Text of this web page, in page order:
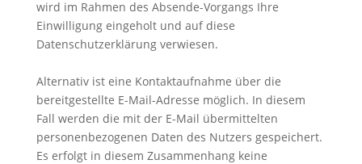
wird im Rahmen des Absende-Vorgangs Ihre
Einwilligung eingeholt und auf diese
Datenschutzerklärung verwiesen.
Alternativ ist eine Kontaktaufnahme über die
bereitgestellte E-Mail-Adresse möglich. In diesem
Fall werden die mit der E-Mail übermittelten
personenbezogenen Daten des Nutzers gespeichert.
Es erfolgt in diesem Zusammenhang keine